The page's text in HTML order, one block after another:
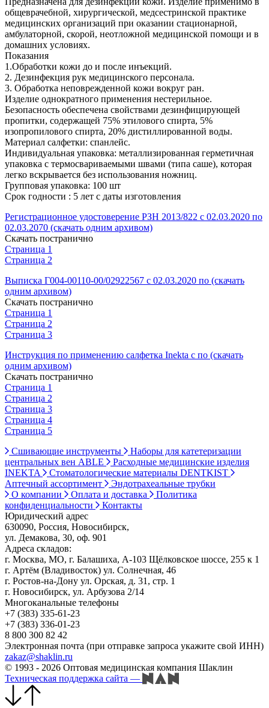
общеврачебной, хирургической, медсестринской практике
медицинских организаций при оказании стационарной,
амбулаторной, скорой, неотложной медицинской помощи и в
домашних условиях.
Показания
1.Обработки кожи до и после инъекций.
2. Дезинфекция рук медицинского персонала.
3. Обработка неповрежденной кожи вокруг ран.
Изделие однократного применения нестерильное.
Безопасность обеспечена свойствами дезинфицирующей
пропитки, содержащей 75% этилового спирта, 5%
изопропилового спирта, 20% дистиллированной воды.
Материал салфетки: спанлейс.
Индивидуальная упаковка: металлизированная герметичная
упаковка с термосвариваемыми швами (типа саше), которая
легко вскрывается без использования ножниц.
Групповая упаковка: 100 шт
Срок годности : 5 лет с даты изготовления
Регистрационное удостоверение РЗН 2013/822 с 02.03.2020 по
02.03.2070 (скачать одним архивом)
Скачать постранично
Страница 1
Страница 2
Выписка Г004-00110-00/02922567 с 02.03.2020 по (скачать
одним архивом)
Скачать постранично
Страница 1
Страница 2
Страница 3
Инструкция по применению салфетка Inekta с по (скачать
одним архивом)
Скачать постранично
Страница 1
Страница 2
Страница 3
Страница 4
Страница 5
Сшивающие инструменты
Наборы для катетеризации
центральных вен ABLE
Расходные медицинские изделия
INEKTA
Стоматологические материалы DENTKIST
Аптечный ассортимент
Эндотрахеальные трубки
О компании
Оплата и доставка
Политика
конфиденциальности
Контакты
Юридический адрес
630090, Россия, Новосибирск,
ул. Демакова, 30, оф. 901
Адреса складов:
г. Москва, МО, г. Балашиха, А-103 Щёлковское шоссе, 255 к 1
г. Артём (Владивосток) ул. Солнечная, 46
г. Ростов-на-Дону ул. Орская, д. 31, стр. 1
г. Новосибирск, ул. Арбузова 2/14
Многоканальные телефоны
+7 (383) 335-61-23
+7 (383) 336-01-23
8 800 300 82 42
Электронная почта (при отправке запроса укажите свой ИНН)
zakaz@shaklin.ru
© 1993 - 2026 Оптовая медицинская компания Шаклин
Техническая поддержка сайта —